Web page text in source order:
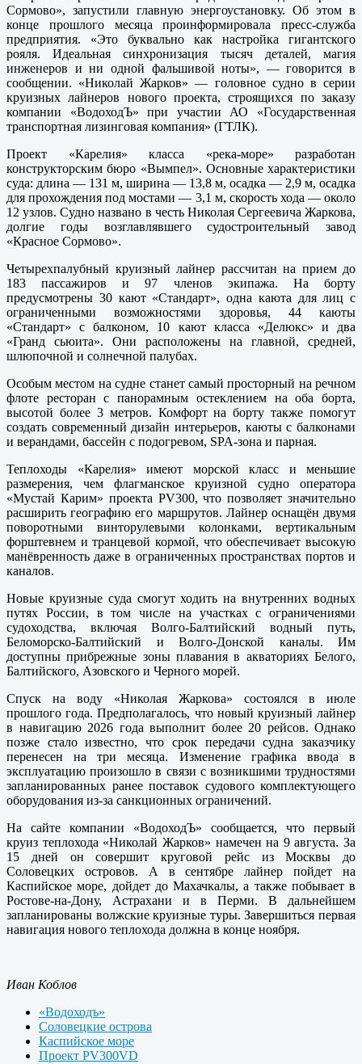
Сормово», запустили главную энергоустановку. Об этом в
конце прошлого месяца проинформировала пресс-служба
предприятия. «Это буквально как настройка гигантского
рояля. Идеальная синхронизация тысяч деталей, магия
инженеров и ни одной фальшивой ноты», — говорится в
сообщении. «Николай Жарков» — головное судно в серии
круизных лайнеров нового проекта, строящихся по заказу
компании «ВодоходЪ» при участии АО «Государственная
транспортная лизинговая компания» (ГТЛК).
Проект «Карелия» класса «река-море» разработан
конструкторским бюро «Вымпел». Основные характеристики
суда: длина — 131 м, ширина — 13,8 м, осадка — 2,9 м, осадка
для прохождения под мостами — 3,1 м, скорость хода — около
12 узлов. Судно названо в честь Николая Сергеевича Жаркова,
долгие годы возглавлявшего судостроительный завод
«Красное Сормово».
Четырехпалубный круизный лайнер рассчитан на прием до
183 пассажиров и 97 членов экипажа. На борту
предусмотрены 30 кают «Стандарт», одна каюта для лиц с
ограниченными возможностями здоровья, 44 каюты
«Стандарт» с балконом, 10 кают класса «Делюкс» и два
«Гранд сьюита». Они расположены на главной, средней,
шлюпочной и солнечной палубах.
Особым местом на судне станет самый просторный на речном
флоте ресторан с панорамным остеклением на оба борта,
высотой более 3 метров. Комфорт на борту также помогут
создать современный дизайн интерьеров, каюты с балконами
и верандами, бассейн с подогревом, SPA-зона и парная.
Теплоходы «Карелия» имеют морской класс и меньшие
размерения, чем флагманское круизной судно оператора
«Мустай Карим» проекта PV300, что позволяет значительно
расширить географию его маршрутов. Лайнер оснащён двумя
поворотными винторулевыми колонками, вертикальным
форштевнем и транцевой кормой, что обеспечивает высокую
манёвренность даже в ограниченных пространствах портов и
каналов.
Новые круизные суда смогут ходить на внутренних водных
путях России, в том числе на участках с ограничениями
судоходства, включая Волго-Балтийский водный путь,
Беломорско-Балтийский и Волго-Донской каналы. Им
доступны прибрежные зоны плавания в акваториях Белого,
Балтийского, Азовского и Черного морей.
Спуск на воду «Николая Жаркова» состоялся в июле
прошлого года. Предполагалось, что новый круизный лайнер
в навигацию 2026 года выполнит более 20 рейсов. Однако
позже стало известно, что срок передачи судна заказчику
перенесен на три месяца. Изменение графика ввода в
эксплуатацию произошло в связи с возникшими трудностями
запланированных ранее поставок судового комплектующего
оборудования из-за санкционных ограничений.
На сайте компании «ВодоходЪ» сообщается, что первый
круиз теплохода «Николай Жарков» намечен на 9 августа. За
15 дней он совершит круговой рейс из Москвы до
Соловецких островов. А в сентябре лайнер пойдет на
Каспийское море, дойдет до Махачкалы, а также побывает в
Ростове-на-Дону, Астрахани и в Перми. В дальнейшем
запланированы волжские круизные туры. Завершиться первая
навигация нового теплохода должна в конце ноября.
Иван Коблов
«Водоходъ»
Соловецкие острова
Каспийское море
Проект PV300VD